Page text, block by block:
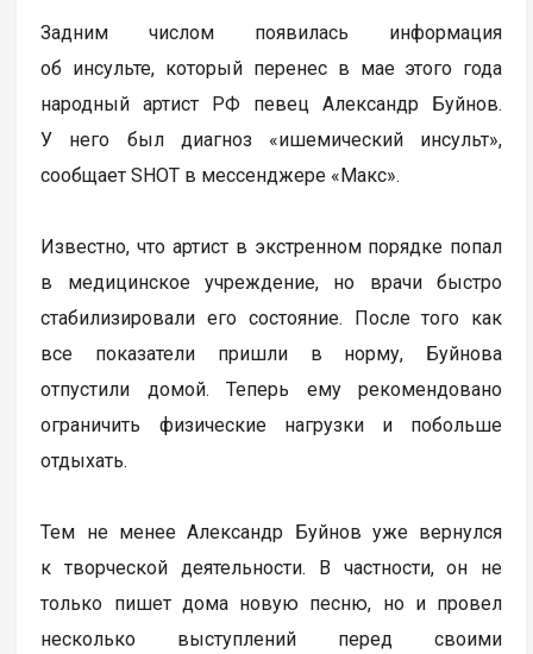
Задним числом появилась информация
об инсульте, который перенес в мае этого года
народный артист РФ певец Александр Буйнов.
У него был диагноз «ишемический инсульт»,
сообщает SHOT в мессенджере «Макс».
Известно, что артист в экстренном порядке попал
в медицинское учреждение, но врачи быстро
стабилизировали его состояние. После того как
все показатели пришли в норму, Буйнова
отпустили домой. Теперь ему рекомендовано
ограничить физические нагрузки и побольше
отдыхать.
Тем не менее Александр Буйнов уже вернулся
к творческой деятельности. В частности, он не
только пишет дома новую песню, но и провел
несколько выступлений перед своими